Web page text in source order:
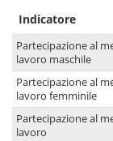
Indicatore
Partecipazione al
lavoro maschile
Partecipazione al
lavoro femminile
Partecipazione al
lavoro